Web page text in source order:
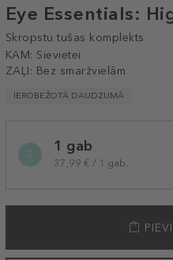
Eye Essentials:
Skropstu tušas komplekts
KAM: Sievietei
ZAĻI: Bez smaržvielām
IEROBEŽOTĀ DAUDZUMĀ
variation1 gab
37,99 € / 1 gab.